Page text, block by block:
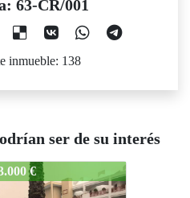
63-CR/001
inmueble: 138
ser de su interés
€